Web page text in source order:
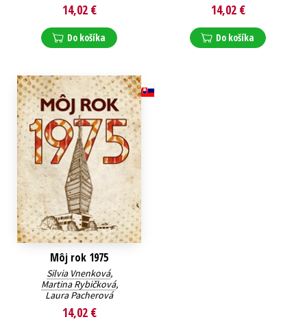
14,02 €
Do košíka
14,02 €
Do košíka
Môj rok 1975
Silvia Vnenková,
Martina Rybičková,
Laura Pacherová
14,02 €